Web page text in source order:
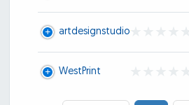
artdesignstudio
WestPrint